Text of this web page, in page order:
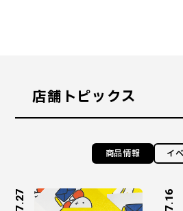
店舗トピックス
商品情報 イ